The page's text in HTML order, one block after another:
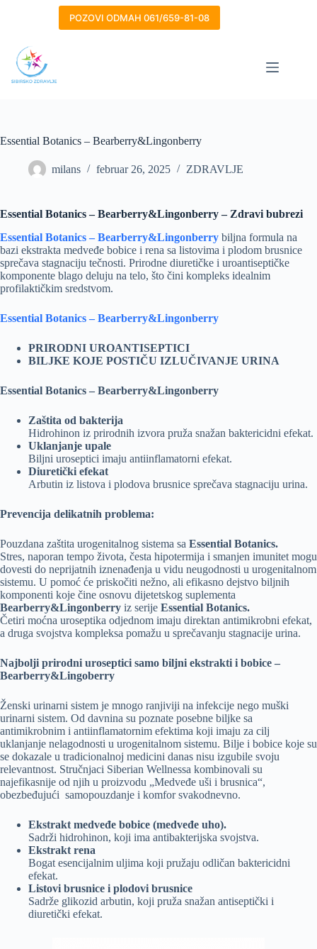
POZOVI ODMAH 061/659-81-08
Essential Botanics – Bearberry&Lingonberry
milans februar 26, 2025 ZDRAVLJE
Essential Botanics – Bearberry&Lingonberry – Zdravi bubrezi
Essential Botanics – Bearberry&Lingonberry biljna formula na
bazi ekstrakta medveđe bobice i rena sa listovima i plodom brusnice
sprečava stagnaciju tečnosti. Prirodne diuretičke i uroantiseptičke
komponente blago deluju na telo, što čini kompleks idealnim
profilaktičkim sredstvom.
Essential Botanics – Bearberry&Lingonberry
PRIRODNI UROANTISEPTICI
BILJKE KOJE POSTIČU IZLUČIVANJE URINA
Essential Botanics – Bearberry&Lingonberry
Zaštita od bakterija
Hidrohinon iz prirodnih izvora pruža snažan baktericidni efekat.
Uklanjanje upale
Biljni uroseptici imaju antiinflamatorni efekat.
Diuretički efekat
Arbutin iz listova i plodova brusnice sprečava stagnaciju urina.
Prevencija delikatnih problema:
Pouzdana zaštita urogenitalnog sistema sa Essential Botanics.
Stres, naporan tempo života, česta hipotermija i smanjen imunitet mogu
dovesti do neprijatnih iznenađenja u vidu neugodnosti u urogenitalnom
sistemu. U pomoć će priskočiti nežno, ali efikasno dejstvo biljnih
komponenti koje čine osnovu dijetetskog suplementa
Bearberry&Lingonberry iz serije Essential Botanics.
Četiri moćna uroseptika odjednom imaju direktan antimikrobni efekat,
a druga svojstva kompleksa pomažu u sprečavanju stagnacije urina.
Najbolji prirodni uroseptici samo biljni ekstrakti i bobice –
Bearberry&Lingoberry
Ženski urinarni sistem je mnogo ranjiviji na infekcije nego muški
urinarni sistem. Od davnina su poznate posebne biljke sa
antimikrobnim i antiinflamatornim efektima koji imaju za cilj
uklanjanje nelagodnosti u urogenitalnom sistemu. Bilje i bobice koje su
se dokazale u tradicionalnoj medicini danas nisu izgubile svoju
relevantnost. Stručnjaci Siberian Wellnessa kombinovali su
najefikasnije od njih u proizvodu „Medveđe uši i brusnica“,
obezbeđujući samopouzdanje i komfor svakodnevno.
Ekstrakt medveđe bobice (medveđe uho).
Sadrži hidrohinon, koji ima antibakterijska svojstva.
Ekstrakt rena
Bogat esencijalnim uljima koji pružaju odličan baktericidni
efekat.
Listovi brusnice i plodovi brusnice
Sadrže glikozid arbutin, koji pruža snažan antiseptički i
diuretički efekat.